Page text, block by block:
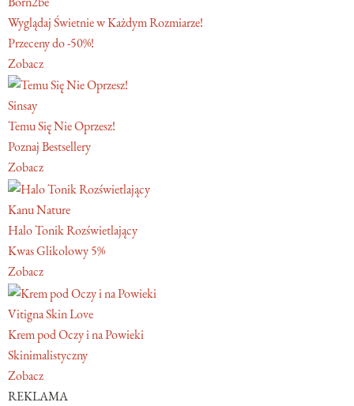
Wyglądaj Świetnie w Każdym Rozmiarze!
Przeceny do -50%!
Zobacz
Sinsay
Temu Się Nie Oprzesz!
Poznaj Bestsellery
Zobacz
Kanu Nature
Halo Tonik Rozświetlający
Kwas Glikolowy 5%
Zobacz
Vitigna Skin Love
Krem pod Oczy i na Powieki
Skinimalistyczny
Zobacz
REKLAMA